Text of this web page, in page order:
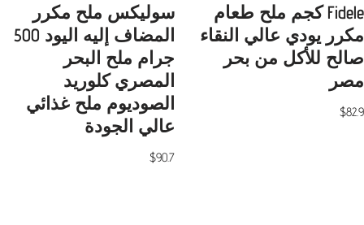
Fidele كجم ملح طعام
مكرر يودي عالي النقاء
صالح للأكل من بحر
مصر
$82.9
سوليكس ملح مكرر
المضاف إليه اليود 500
جرام ملح البحر
المصري كلوريد
الصوديوم ملح غذائي
عالي الجودة
$90.7